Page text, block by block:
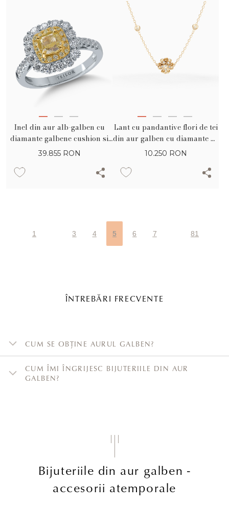
Inel din aur alb-galben cu
diamante galbene cushion si
rotunde si diamante incolore
39.855 RON
Lant cu pandantive flori de tei
din aur galben cu diamante de
0.28ct
10.250 RON
1 3 4 5 6 7 81
ÎNTREBĂRI FRECVENTE
CUM SE OBȚINE AURUL GALBEN?
CUM ÎMI ÎNGRIJESC BIJUTERIILE DIN AUR
GALBEN?
Bijuteriile din aur galben -
accesorii atemporale